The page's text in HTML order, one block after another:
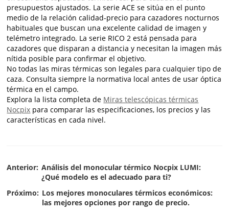
presupuestos ajustados. La serie ACE se sitúa en el punto
medio de la relación calidad-precio para cazadores nocturnos
habituales que buscan una excelente calidad de imagen y
telémetro integrado. La serie RICO 2 está pensada para
cazadores que disparan a distancia y necesitan la imagen más
nítida posible para confirmar el objetivo.
No todas las miras térmicas son legales para cualquier tipo de
caza. Consulta siempre la normativa local antes de usar óptica
térmica en el campo.
Explora la lista completa de Miras telescópicas térmicas
Nocpix para comparar las especificaciones, los precios y las
características en cada nivel.
Anterior: Análisis del monocular térmico Nocpix LUMI:
¿Qué modelo es el adecuado para ti?
Próximo: Los mejores monoculares térmicos económicos:
las mejores opciones por rango de precio.